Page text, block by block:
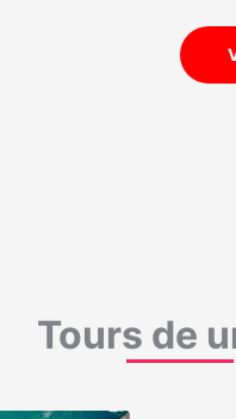
Tours de